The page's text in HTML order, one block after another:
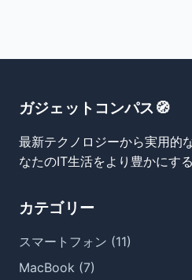
ガジェットコンパス🧭
最新テクノロジーから実用的
なたのIT生活をより豊かにす
カテゴリー
スマートフォン (11)
MacBook (7)